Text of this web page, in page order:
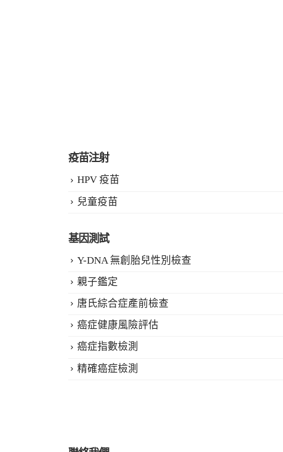
疫苗注射
HPV 疫苗
兒童疫苗
基因測試
Y-DNA 無創胎兒性別檢查
親子鑑定
唐氏綜合症產前檢查
癌症健康風險評估
癌症指數檢測
精確癌症檢測